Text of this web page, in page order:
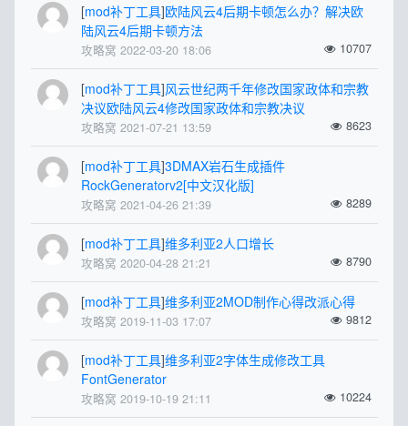
[mod补丁工具]欧陆风云4后期卡顿怎么办？解决欧
陆风云4后期卡顿方法
攻略窝 2022-03-20 18:06 10707
[mod补丁工具]风云世纪两千年修改国家政体和宗教
决议欧陆风云4修改国家政体和宗教决议
攻略窝 2021-07-21 13:59 8623
[mod补丁工具]3DMAX岩石生成插件
RockGeneratorv2[中文汉化版]
攻略窝 2021-04-26 21:39 8289
[mod补丁工具]维多利亚2人口增长
攻略窝 2020-04-28 21:21 8790
[mod补丁工具]维多利亚2MOD制作心得改派心得
攻略窝 2019-11-03 17:07 9812
[mod补丁工具]维多利亚2字体生成修改工具
FontGenerator
攻略窝 2019-10-19 21:11 10224